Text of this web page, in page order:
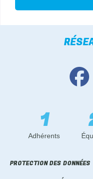
1
Adhérents
PROTECTION DES DONNÉES